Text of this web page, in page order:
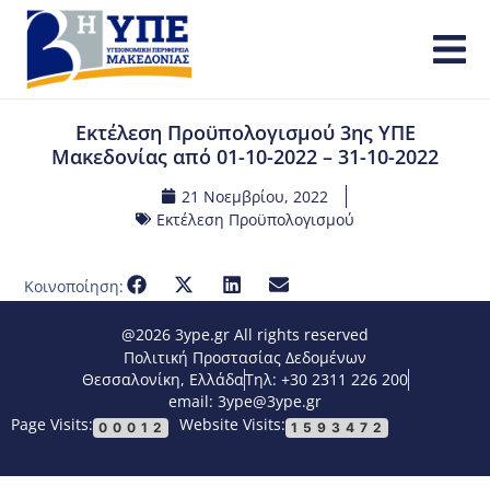
Εκτέλεση Προϋπολογισμού 3ης ΥΠΕ
Μακεδονίας από 01-10-2022 – 31-10-2022
21 Νοεμβρίου, 2022
Εκτέλεση Προϋπολογισμού
Κοινοποίηση:
@2026 3ype.gr All rights reserved
Πολιτική Προστασίας Δεδομένων
Θεσσαλονίκη, ΕλλάδαΤηλ: +30 2311 226 200
email: 3ype@3ype.gr
Page Visits: 00012 Website Visits: 1593472